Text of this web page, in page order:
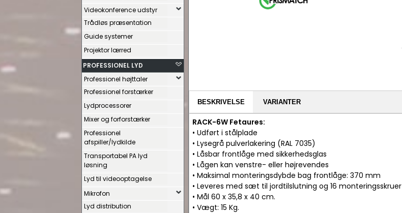
Videokonference udstyr
Trådløs præsentation
Guide systemer
Projektor lærred
PROFESSIONEL LYD
Professionel højttaler
Professionel forstærker
Lydprocessorer
Mixer og forforstærker
Professionel
afspiller/lydkilde
Transportabel PA lyd
løsning
Lyd til videooptagelse
Mikrofon
Lyd distribution
BESKRIVELSE VARIANTER
RACK-6W Fetaures:
• Udført i stålplade
• Lysegrå pulverlakering (RAL 7035)
• Låsbar frontlåge med sikkerhedsglas
• Lågen kan venstre- eller højrevendes
• Maksimal monteringsdybde bag frontlåge: 370 mm
• Leveres med sæt til jordtilslutning og 16 monteringsskruer
• Mål 60 x 35,8 x 40 cm.
• Vægt: 15 Kg.